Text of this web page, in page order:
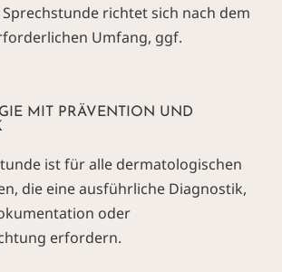
richtet sich nach dem
Umfang, ggf.
MIT PRÄVENTION UND
ist für alle dermatologischen
die eine ausführliche Diagnostik,
oder
erfordern.